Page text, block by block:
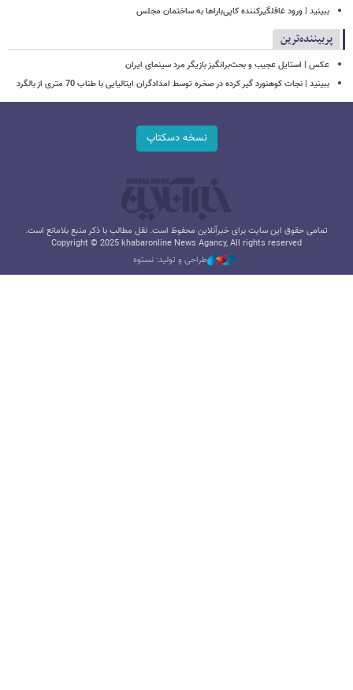
ببینید | ورود غافلگیرکننده کاپی‌باراها به ساختمان مجلس
پربیننده‌ترین
عکس | استایل عجیب و بحث‌برانگیز بازیگر مرد سینمای ایران
ببینید | نجات کوهنورد گیر کرده در صخره توسط امدادگران ایتالیایی با طناب 70 متری از بالگرد
نسخه دسکتاپ
تمامی حقوق این سایت برای خبرآنلاین محفوظ است. نقل مطالب با ذکر منبع بلامانع است.
Copyright © 2025 khabaronline News Agancy, All rights reserved
طراحی و تولید: نستوه